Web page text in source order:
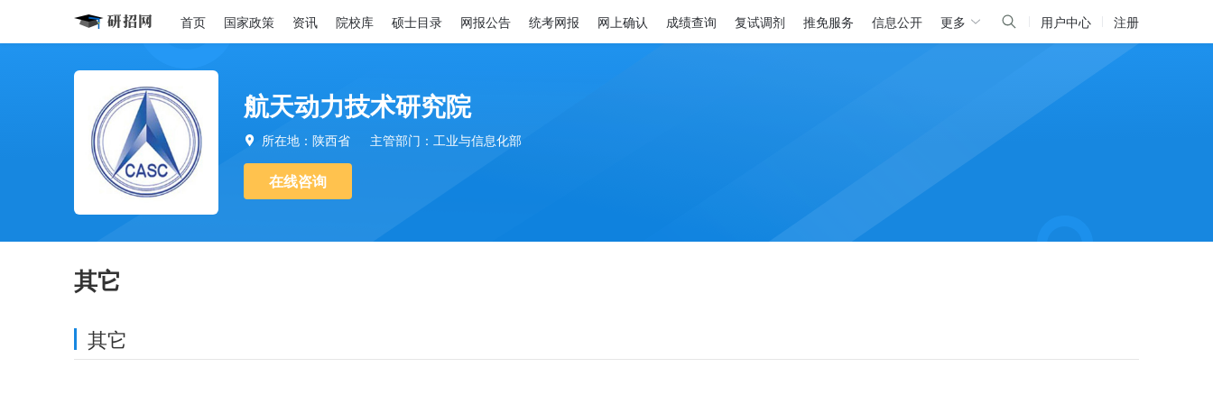
首页 国家政策 资讯 院校库 硕士目录 网报公告 统考网报 网上确认 成绩查询 复试调剂 推免服务 信息公开 更多 用户中心 注册
航天动力技术研究院
 所在地：陕西省 主管部门：工业与信息化部
在线咨询
其它
其它